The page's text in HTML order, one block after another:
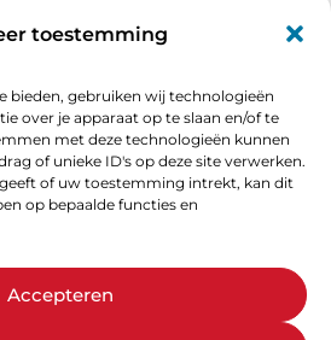
toestemming
bieden, gebruiken wij technologieën
over je apparaat op te slaan en/of te
met deze technologieën kunnen
of unieke ID's op deze site verwerken.
of uw toestemming intrekt, kan dit
op bepaalde functies en
Accepteren